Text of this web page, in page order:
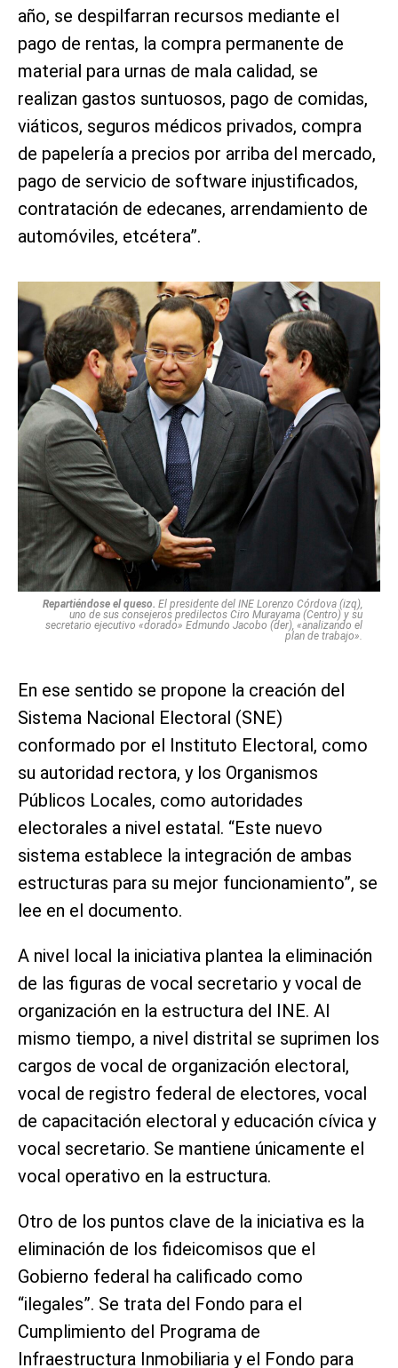
año, se despilfarran recursos mediante el
pago de rentas, la compra permanente de
material para urnas de mala calidad, se
realizan gastos suntuosos, pago de comidas,
viáticos, seguros médicos privados, compra
de papelería a precios por arriba del mercado,
pago de servicio de software injustificados,
contratación de edecanes, arrendamiento de
automóviles, etcétera”.
Repartiéndose el queso. El presidente del INE Lorenzo Córdova (izq),
uno de sus consejeros predilectos Ciro Murayama (Centro) y su
secretario ejecutivo «dorado» Edmundo Jacobo (der), «analizando el
plan de trabajo».
En ese sentido se propone la creación del
Sistema Nacional Electoral (SNE)
conformado por el Instituto Electoral, como
su autoridad rectora, y los Organismos
Públicos Locales, como autoridades
electorales a nivel estatal. “Este nuevo
sistema establece la integración de ambas
estructuras para su mejor funcionamiento”, se
lee en el documento.
A nivel local la iniciativa plantea la eliminación
de las figuras de vocal secretario y vocal de
organización en la estructura del INE. Al
mismo tiempo, a nivel distrital se suprimen los
cargos de vocal de organización electoral,
vocal de registro federal de electores, vocal
de capacitación electoral y educación cívica y
vocal secretario. Se mantiene únicamente el
vocal operativo en la estructura.
Otro de los puntos clave de la iniciativa es la
eliminación de los fideicomisos que el
Gobierno federal ha calificado como
“ilegales”. Se trata del Fondo para el
Cumplimiento del Programa de
Infraestructura Inmobiliaria y el Fondo para